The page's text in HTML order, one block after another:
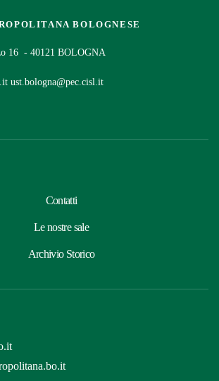
BOLOGNESE
16 - 40121 BOLOGNA
ust.bologna@pec.cisl.it
Contatti
Le nostre sale
Archivio Storico